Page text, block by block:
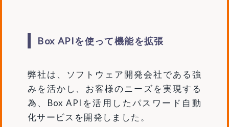
Box APIを使って機能を拡張
弊社は、ソフトウェア開発会社である強
みを活かし、お客様のニーズを実現する
為、Box APIを活用したパスワード自動
化サービスを開発しました。